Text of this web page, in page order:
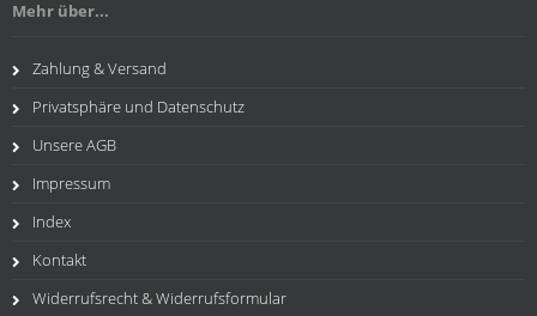
Mehr über...
Zahlung & Versand
Privatsphäre und Datenschutz
Unsere AGB
Impressum
Index
Kontakt
Widerrufsrecht & Widerrufsformular